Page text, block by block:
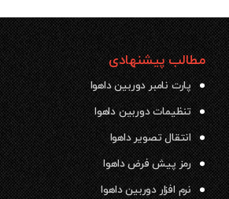
مطالب پیشنهادی
پارت نامبر دوربین داهوا
تنظیمات دوربین داهوا
انتقال تصویر داهوا
رمز پیش فرض داهوا
نرم افزار دوربین داهوا